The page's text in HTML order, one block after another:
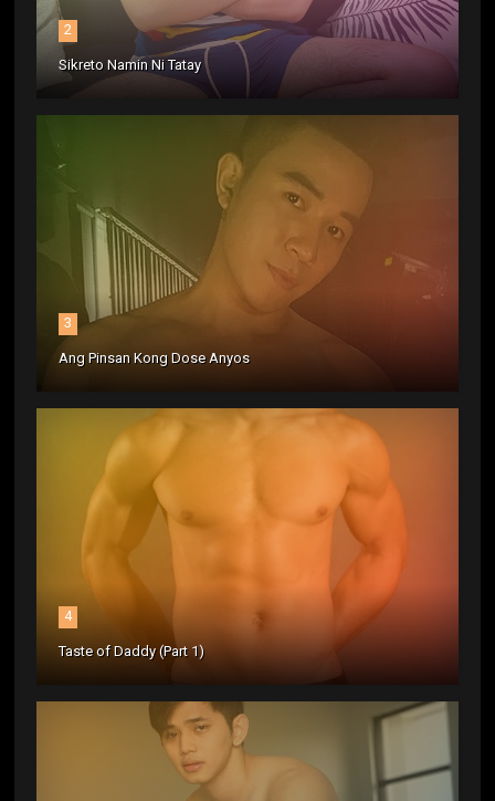
2
Sikreto Namin Ni Tatay
3
Ang Pinsan Kong Dose Anyos
4
Taste of Daddy (Part 1)